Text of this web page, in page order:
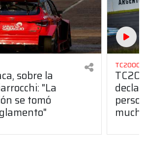
sobre la
"La
se tomó
TC2000